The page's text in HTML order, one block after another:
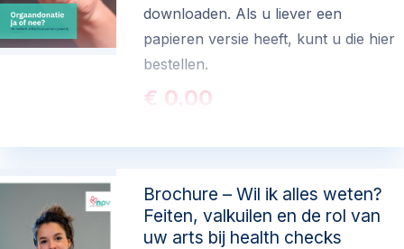
downloaden. Als u liever een
papieren versie heeft, kunt u die hier
bestellen.
€ 0.00
Brochure – Wil ik alles weten?
Feiten, valkuilen en de rol van
uw arts bij health checks